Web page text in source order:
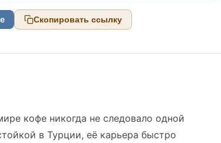
Скопировать ссылку
кофе никогда не следовало одной
в Турции, её карьера быстро